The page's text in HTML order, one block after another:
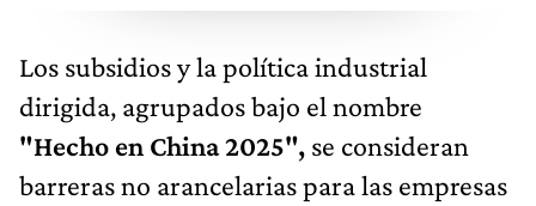
Los subsidios y la política industrial
dirigida, agrupados bajo el nombre
"Hecho en China 2025", se consideran
barreras no arancelarias para las empresas